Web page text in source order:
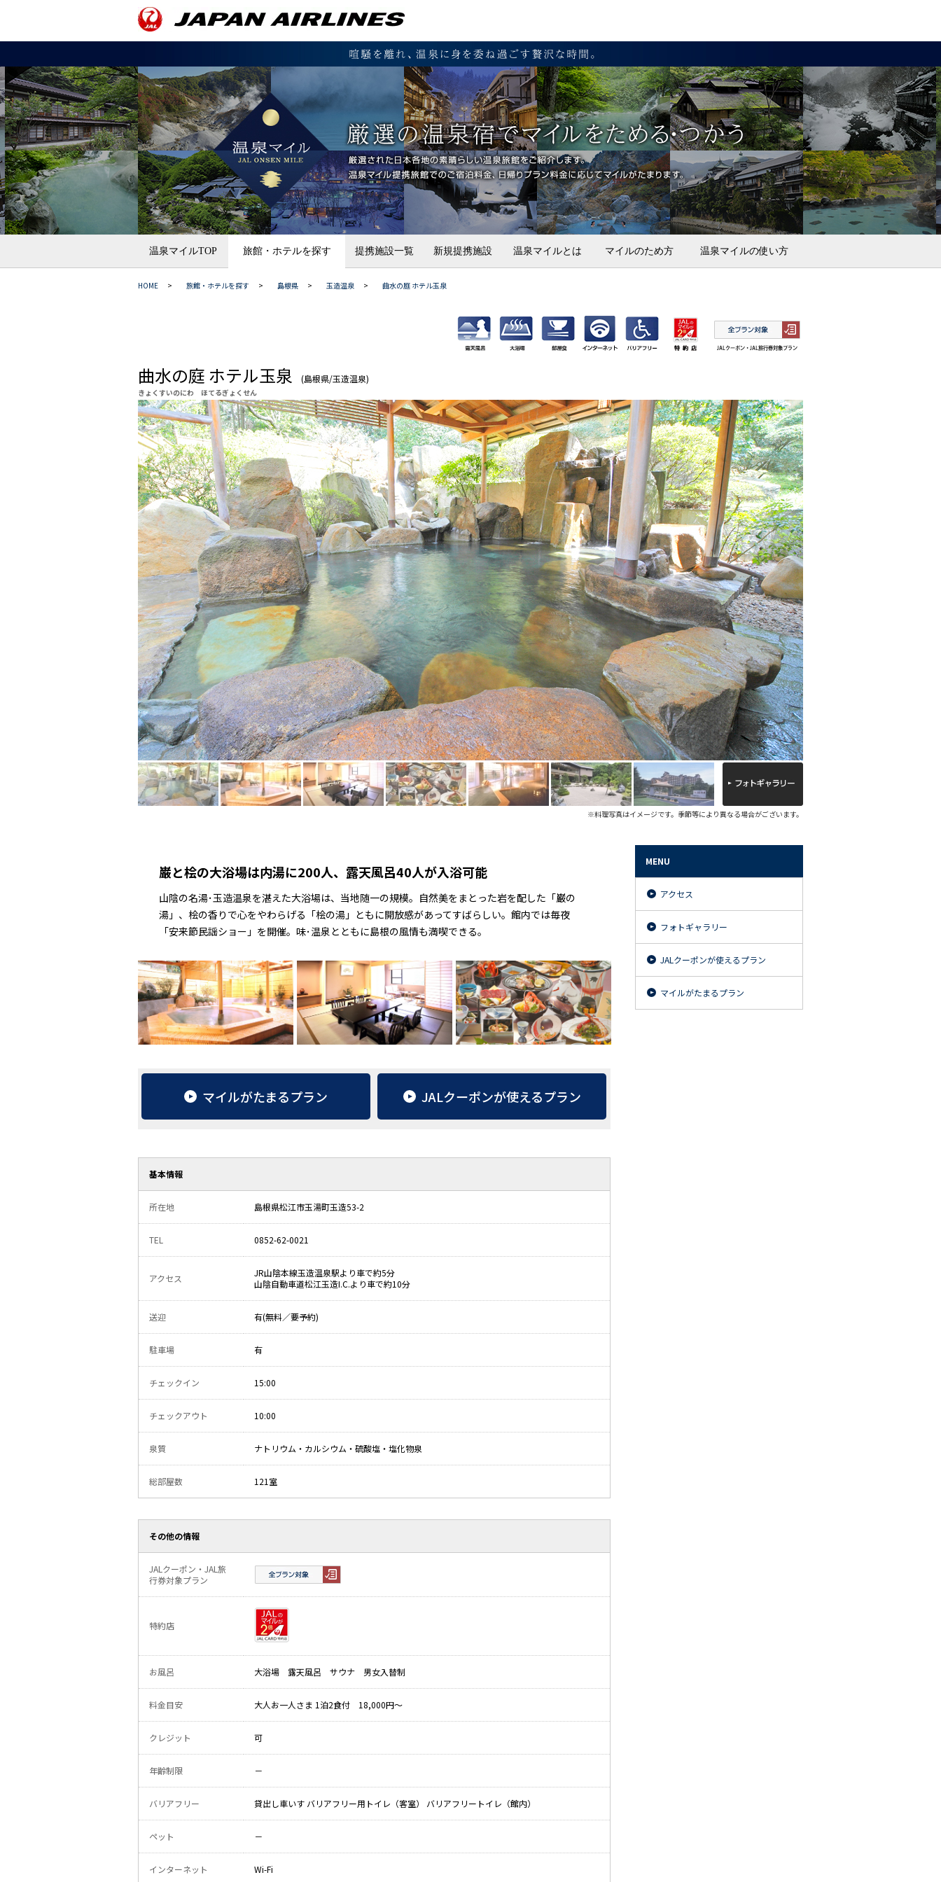
温泉マイルTOP 旅館・ホテルを探す 提携施設一覧 新規提携施設 温泉マイルとは マイルのため方 温泉マイルの使い方
HOME > 旅館・ホテルを探す > 島根県 > 玉造温泉 > 曲水の庭 ホテル玉泉
曲水の庭 ホテル玉泉 (島根県/玉造温泉)
きょくすいのにわ ほてるぎょくせん
※料理写真はイメージです。季節等により異なる場合がございます。
巌と桧の大浴場は内湯に200人、露天風呂40人が入浴可能
山陰の名湯･玉造温泉を湛えた大浴場は、当地随一の規模。自然美をまとった岩を配した「巌の
湯」、桧の香りで心をやわらげる「桧の湯」ともに開放感があってすばらしい。館内では毎夜
「安来節民謡ショー」を開催。味･温泉とともに島根の風情も満喫できる。
マイルがたまるプラン JALクーポンが使えるプラン
基本情報
所在地 島根県松江市玉湯町玉造53-2
TEL 0852-62-0021
アクセス
JR山陰本線玉造温泉駅より車で約5分
山陰自動車道松江玉造I.C.より車で約10分
送迎 有(無料／要予約)
駐車場 有
チェックイン 15:00
チェックアウト 10:00
泉質 ナトリウム・カルシウム・硫酸塩・塩化物泉
総部屋数 121室
その他の情報
JALクーポン・JAL旅
行券対象プラン
特約店
お風呂 大浴場 露天風呂 サウナ 男女入替制
料金目安 大人お一人さま 1泊2食付 18,000円～
クレジット 可
年齢制限 －
バリアフリー 貸出し車いす バリアフリー用トイレ（客室） バリアフリートイレ（館内）
ペット －
インターネット Wi-Fi
MENU
アクセス
フォトギャラリー
JALクーポンが使えるプラン
マイルがたまるプラン